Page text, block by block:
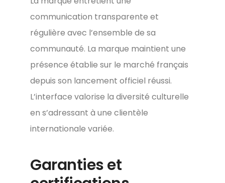
communication transparente et
régulière avec l’ensemble de sa
communauté. La marque maintient une
présence établie sur le marché français
depuis son lancement officiel réussi.
L’interface valorise la diversité culturelle
en s’adressant à une clientèle
internationale variée.
Garanties et